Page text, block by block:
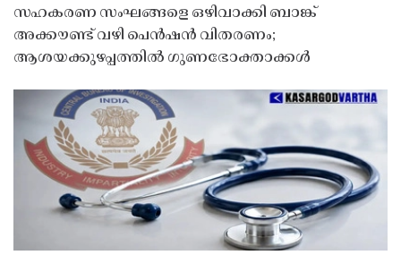
സഹകരണ സംഘങ്ങളെ ഒഴിവാക്കി ബാങ്ക്
അക്കൗണ്ട് വഴി പെൻഷൻ വിതരണം;
ആശയക്കുഴപ്പത്തിൽ ഗുണഭോക്താക്കൾ